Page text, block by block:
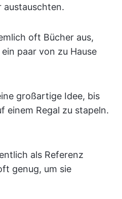
austauschten.
oft Bücher aus,
paar von zu Hause
großartige Idee, bis
einem Regal zu stapeln.
als Referenz
genug, um sie